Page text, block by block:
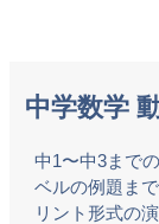
中学数学
中1〜中3まで
ベルの例題ま
リント形式の